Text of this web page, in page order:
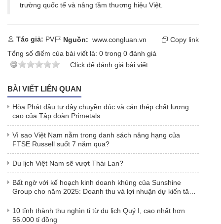
trường quốc tế và nâng tầm thương hiệu Việt.
Tác giả: PV Nguồn: www.congluan.vn
Copy link
Tổng số điểm của bài viết là: 0 trong 0 đánh giá
Click để đánh giá bài viết
BÀI VIẾT LIÊN QUAN
Hòa Phát đầu tư dây chuyền đúc và cán thép chất lượng
cao của Tập đoàn Primetals
Vì sao Việt Nam nằm trong danh sách nâng hạng của
FTSE Russell suốt 7 năm qua?
Du lịch Việt Nam sẽ vượt Thái Lan?
Bất ngờ với kế hoạch kinh doanh khủng của Sunshine
Group cho năm 2025: Doanh thu và lợi nhuận dự kiến tăng
gần 20 lần
10 tỉnh thành thu nghìn tỉ từ du lịch Quý I, cao nhất hơn
56.000 tỉ đồng